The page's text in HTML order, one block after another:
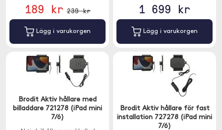
189 kr 239 kr
Lägg i varukorgen
1 699 kr
Lägg i varukorgen
Brodit Aktiv hållare med
billaddare 721278 (iPad mini
7/6)
Brodit Aktiv hållare för fast
installation 727278 (iPad mini
7/6)